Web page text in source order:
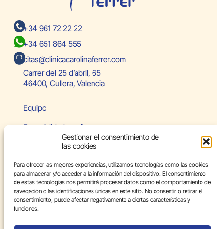
Gestionar el consentimiento de
las cookies
Para ofrecer las mejores experiencias, utilizamos tecnologías como las cookies
para almacenar y/o acceder a la información del dispositivo. El consentimiento
de estas tecnologías nos permitirá procesar datos como el comportamiento de
navegación o las identificaciones únicas en este sitio. No consentir o retirar el
consentimiento, puede afectar negativamente a ciertas características y
funciones.
+34 961 72 22 22
+34 651 864 555
citas@clinicacarolinaferrer.com
Carrer del 25 d’abril, 65
46400, Cullera, Valencia
Equipo
Especialidades
Paciente internacional
Blog
Contacto
Aviso legal
Política de privacidad